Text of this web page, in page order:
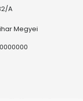
A
Megyei